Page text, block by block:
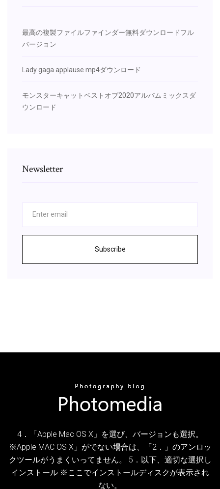
最高の複製ファイルファインダー無料ダウンロードフル
バージョン
Lady gaga applause mp4ダウンロード
モンスターキャットベストオブ2020アルバムミックスダ
ウンロード
Newsletter
Subscribe
4．「Apple Mac OS X」を選び、バージョンも選択。
※Apple MAC OS X」がでない場合は、「2．」のアンロッ
クツールがうまくいってません。 5．以下、適切な選択し
インストール ※ここでインストールディスクが表示され
ない。